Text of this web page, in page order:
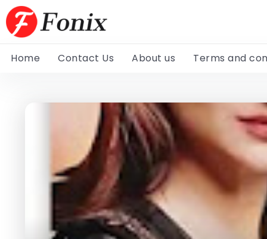
Home Contact Us About us Terms and